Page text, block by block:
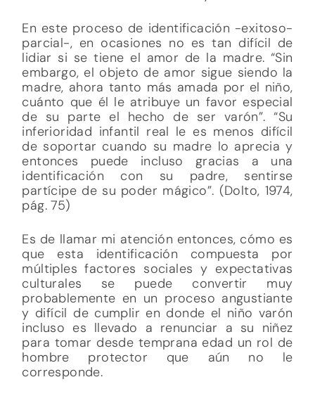
En este proceso de identificación -exitoso-
parcial-, en ocasiones no es tan difícil de
lidiar si se tiene el amor de la madre. “Sin
embargo, el objeto de amor sigue siendo la
madre, ahora tanto más amada por el niño,
cuánto que él le atribuye un favor especial
de su parte el hecho de ser varón”. “Su
inferioridad infantil real le es menos difícil
de soportar cuando su madre lo aprecia y
entonces puede incluso gracias a una
identificación con su padre, sentirse
partícipe de su poder mágico”. (Dolto, 1974,
pág. 75)
Es de llamar mi atención entonces, cómo es
que esta identificación compuesta por
múltiples factores sociales y expectativas
culturales se puede convertir muy
probablemente en un proceso angustiante
y difícil de cumplir en donde el niño varón
incluso es llevado a renunciar a su niñez
para tomar desde temprana edad un rol de
hombre protector que aún no le
corresponde.